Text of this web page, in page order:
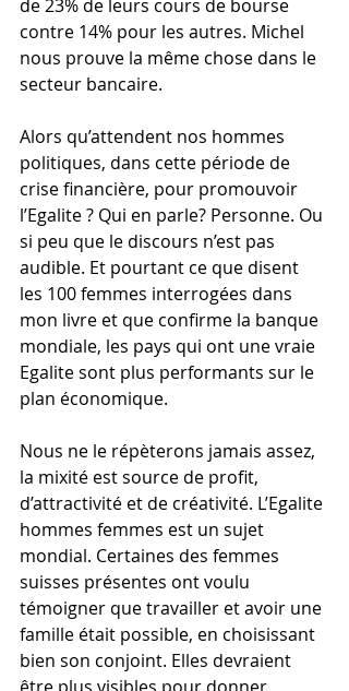
de 23% de leurs cours de bourse
contre 14% pour les autres. Michel
nous prouve la même chose dans le
secteur bancaire.
Alors qu’attendent nos hommes
politiques, dans cette période de
crise financière, pour promouvoir
l’Egalite ? Qui en parle? Personne. Ou
si peu que le discours n’est pas
audible. Et pourtant ce que disent
les 100 femmes interrogées dans
mon livre et que confirme la banque
mondiale, les pays qui ont une vraie
Egalite sont plus performants sur le
plan économique.
Nous ne le répèterons jamais assez,
la mixité est source de profit,
d’attractivité et de créativité. L’Egalite
hommes femmes est un sujet
mondial. Certaines des femmes
suisses présentes ont voulu
témoigner que travailler et avoir une
famille était possible, en choisissant
bien son conjoint. Elles devraient